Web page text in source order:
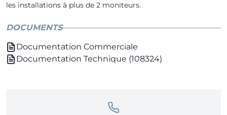
les installations à plus de 2 moniteurs.
DOCUMENTS
Documentation Commerciale
Documentation Technique (108324)